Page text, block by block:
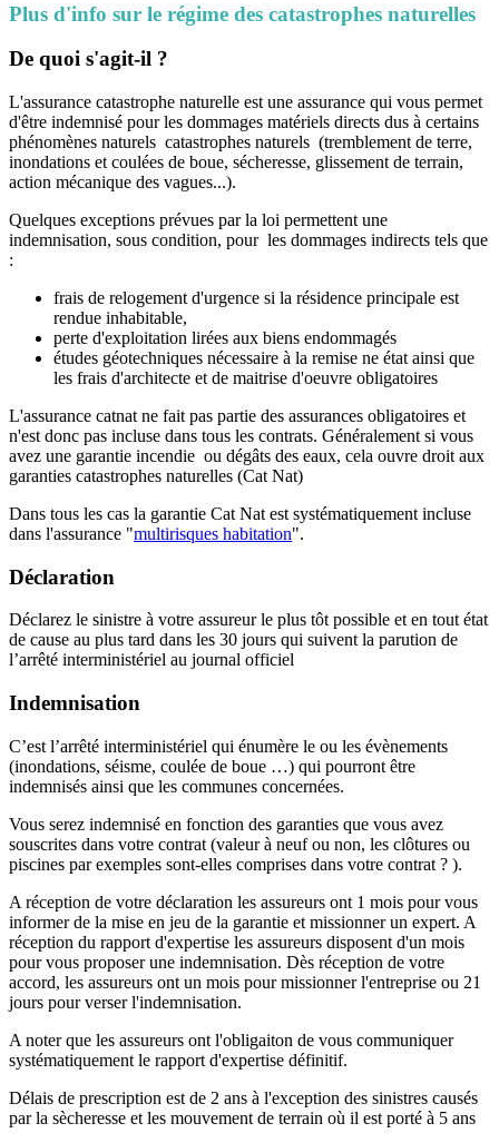
Plus d'info sur le régime des catastrophes naturelles
De quoi s'agit-il ?
L'assurance catastrophe naturelle est une assurance qui vous permet
d'être indemnisé pour les dommages matériels directs dus à certains
phénomènes naturels catastrophes naturels (tremblement de terre,
inondations et coulées de boue, sécheresse, glissement de terrain,
action mécanique des vagues...).
Quelques exceptions prévues par la loi permettent une
indemnisation, sous condition, pour les dommages indirects tels que
:
frais de relogement d'urgence si la résidence principale est
rendue inhabitable,
perte d'exploitation lirées aux biens endommagés
études géotechniques nécessaire à la remise ne état ainsi que
les frais d'architecte et de maitrise d'oeuvre obligatoires
L'assurance catnat ne fait pas partie des assurances obligatoires et
n'est donc pas incluse dans tous les contrats. Généralement si vous
avez une garantie incendie ou dégâts des eaux, cela ouvre droit aux
garanties catastrophes naturelles (Cat Nat)
Dans tous les cas la garantie Cat Nat est systématiquement incluse
dans l'assurance "multirisques habitation".
Déclaration
Déclarez le sinistre à votre assureur le plus tôt possible et en tout état
de cause au plus tard dans les 30 jours qui suivent la parution de
l’arrêté interministériel au journal officiel
Indemnisation
C’est l’arrêté interministériel qui énumère le ou les évènements
(inondations, séisme, coulée de boue …) qui pourront être
indemnisés ainsi que les communes concernées.
Vous serez indemnisé en fonction des garanties que vous avez
souscrites dans votre contrat (valeur à neuf ou non, les clôtures ou
piscines par exemples sont-elles comprises dans votre contrat ? ).
A réception de votre déclaration les assureurs ont 1 mois pour vous
informer de la mise en jeu de la garantie et missionner un expert. A
réception du rapport d'expertise les assureurs disposent d'un mois
pour vous proposer une indemnisation. Dès réception de votre
accord, les assureurs ont un mois pour missionner l'entreprise ou 21
jours pour verser l'indemnisation.
A noter que les assureurs ont l'obligaiton de vous communiquer
systématiquement le rapport d'expertise définitif.
Délais de prescription est de 2 ans à l'exception des sinistres causés
par la sècheresse et les mouvement de terrain où il est porté à 5 ans